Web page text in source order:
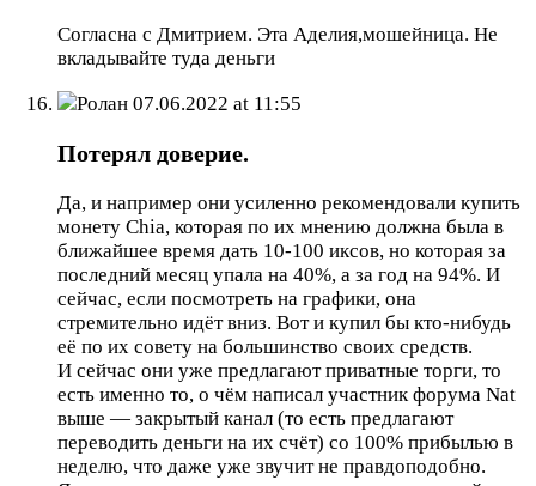
Согласна с Дмитрием. Эта Аделия,мошейница. Не
вкладывайте туда деньги
Ролан 07.06.2022 at 11:55
Потерял доверие.
Да, и например они усиленно рекомендовали купить
монету Chia, которая по их мнению должна была в
ближайшее время дать 10-100 иксов, но которая за
последний месяц упала на 40%, а за год на 94%. И
сейчас, если посмотреть на графики, она
стремительно идёт вниз. Вот и купил бы кто-нибудь
её по их совету на большинство своих средств.
И сейчас они уже предлагают приватные торги, то
есть именно то, о чём написал участник форума Nat
выше — закрытый канал (то есть предлагают
переводить деньги на их счёт) со 100% прибылью в
неделю, что даже уже звучит не правдоподобно.